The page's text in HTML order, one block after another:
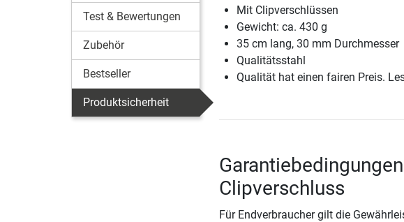
Test & Bewertungen
Zubehör
Bestseller
Produktsicherheit
Mit Clipverschlüssen
Gewicht: ca. 430 g
35 cm lang, 30 mm Durchmesser
Qualitätsstahl
Qualität hat einen fairen Preis.
Clipverschluss
Für Endverbraucher gilt die